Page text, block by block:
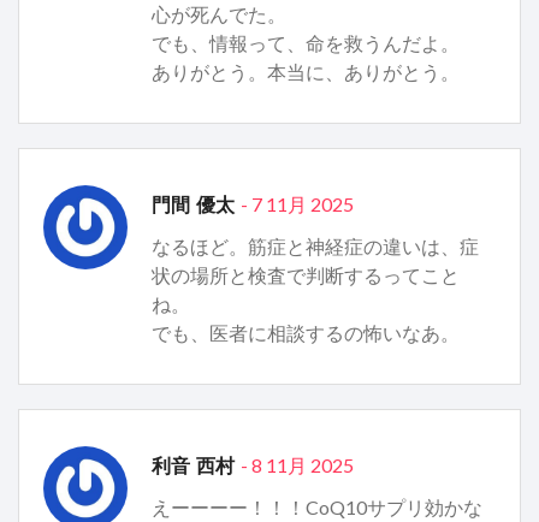
心が死んでた。
でも、情報って、命を救うんだよ。
ありがとう。本当に、ありがとう。
門間 優太 - 7 11月 2025
なるほど。筋症と神経症の違いは、症
状の場所と検査で判断するってこと
ね。
でも、医者に相談するの怖いなあ。
利音 西村 - 8 11月 2025
えーーーー！！！CoQ10サプリ効かな